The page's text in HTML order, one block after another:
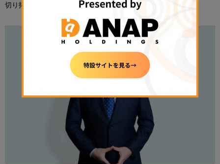
切り拓いていきたいと考えている。